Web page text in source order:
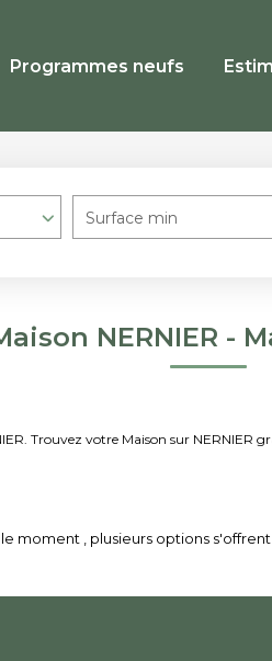
Programmes neufs
Surface min
NERNIER -
Trouvez votre Maison sur NERNIER
moment , plusieurs options s'offrent